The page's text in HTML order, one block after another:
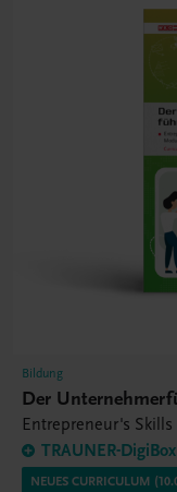
Bildung
Der
Entrepreneur's
TRAUNER-DigiBox
NEUES CURRICULUM